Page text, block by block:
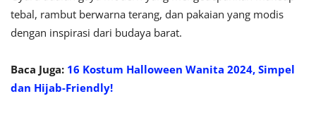
tebal, rambut berwarna terang, dan pakaian yang modis
dengan inspirasi dari budaya barat.
Baca Juga: 16 Kostum Halloween Wanita 2024, Simpel
dan Hijab-Friendly!